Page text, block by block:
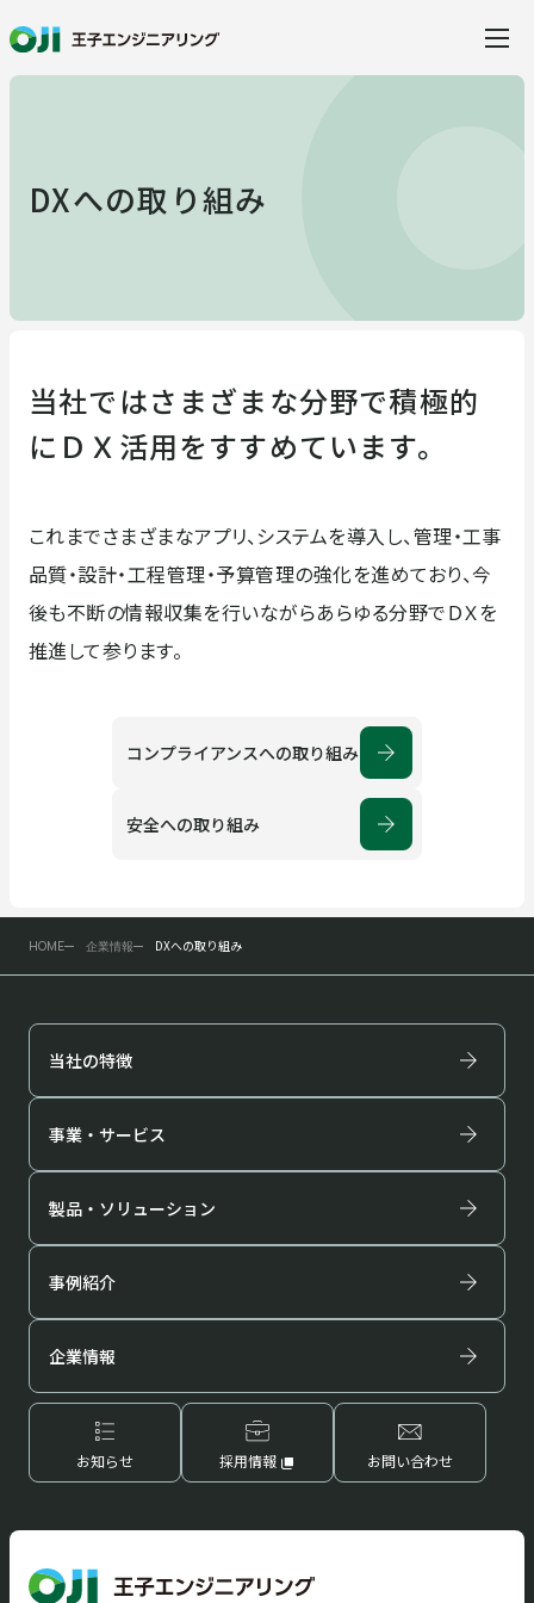
建設 水環境ソリューション
フィールドサービス
事例紹介
企業情報
企業情報
安全への取り組み
コンプライアンスへの取り
DXへの取り組み
沿革
拠点・ネットワーク 登録許可・保有資格
採用情報
お問い合わせ
DXへの取り組み
当社ではさまざまな分野で積極的
にＤＸ活用をすすめています。
これまでさまざまなアプリ、システムを導入し、管理・工事
品質・設計・工程管理・予算管理の強化を進めており、今
後も不断の情報収集を行いながらあらゆる分野でＤＸを
推進して参ります。
コンプライアンスへの取り組み
安全への取り組み
HOME 企業情報 DXへの取り組み
当社の特徴
事業・サービス
製品・ソリューション
事例紹介
企業情報
お知らせ 採用情報 お問い合わせ